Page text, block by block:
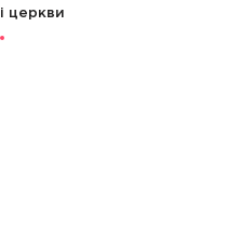
і церкви